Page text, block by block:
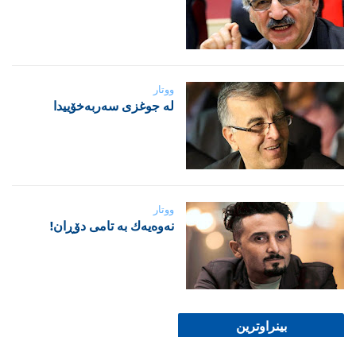
ووتار
لە جوغزی سەربەخۆییدا
ووتار
نه‌وه‌یه‌ك به‌ تامی دۆڕان!
بینراوترین